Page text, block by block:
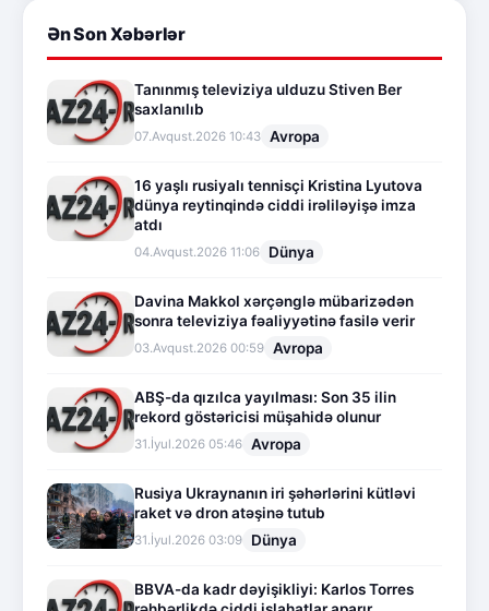
Ən Son Xəbərlər
Tanınmış televiziya ulduzu Stiven Ber
saxlanılıb
07.Avqust.2026 10:43 Avropa
16 yaşlı rusiyalı tennisçi Kristina Lyutova
dünya reytinqində ciddi irəliləyişə imza
atdı
04.Avqust.2026 11:06 Dünya
Davina Makkol xərçənglə mübarizədən
sonra televiziya fəaliyyətinə fasilə verir
03.Avqust.2026 00:59 Avropa
ABŞ-da qızılca yayılması: Son 35 ilin
rekord göstəricisi müşahidə olunur
31.İyul.2026 05:46 Avropa
Rusiya Ukraynanın iri şəhərlərini kütləvi
raket və dron atəşinə tutub
31.İyul.2026 03:09 Dünya
BBVA-da kadr dəyişikliyi: Karlos Torres